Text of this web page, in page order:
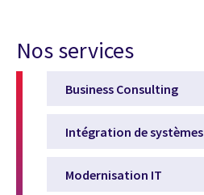
Nos services
Business Consulting
Intégration de systèmes
Modernisation IT